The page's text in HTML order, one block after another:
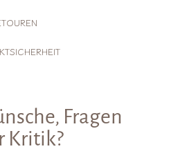
Fragen
Kritik?